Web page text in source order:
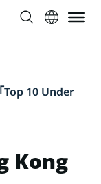
Top 10 Under
Kong